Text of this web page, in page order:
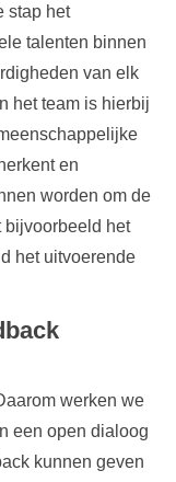
stap het
talenten binnen
van elk
het team is hierbij
en
worden om de
bijvoorbeeld het
het uitvoerende
werken we
een open dialoog
kunnen geven